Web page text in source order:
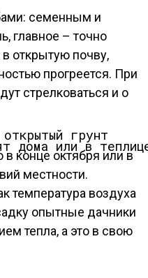
семенным и
главное – точно
открытую почву,
прогреется. При
стрелковаться и о
дома или в
в конце октября или в
местности.
температура воздуха
опытные дачники
тепла, а это в свою